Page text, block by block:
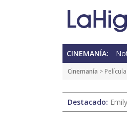
CINEMANÍA:
Cinemanía >
Destacado: